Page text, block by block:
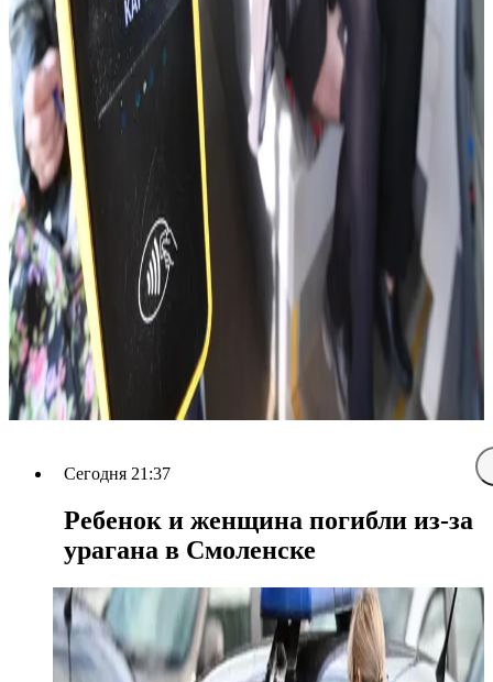
Сегодня 21:37
Ребенок и женщина погибли из-за
урагана в Смоленске